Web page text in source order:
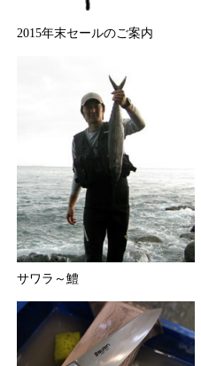
2015年末セールのご案内
サワラ～鱧